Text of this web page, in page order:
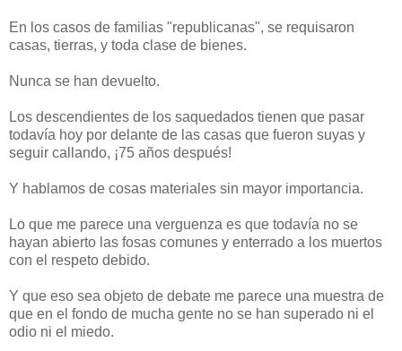
En los casos de familias "republicanas", se requisaron
casas, tierras, y toda clase de bienes.
Nunca se han devuelto.
Los descendientes de los saquedados tienen que pasar
todavía hoy por delante de las casas que fueron suyas y
seguir callando, ¡75 años después!
Y hablamos de cosas materiales sin mayor importancia.
Lo que me parece una verguenza es que todavía no se
hayan abierto las fosas comunes y enterrado a los muertos
con el respeto debido.
Y que eso sea objeto de debate me parece una muestra de
que en el fondo de mucha gente no se han superado ni el
odio ni el miedo.